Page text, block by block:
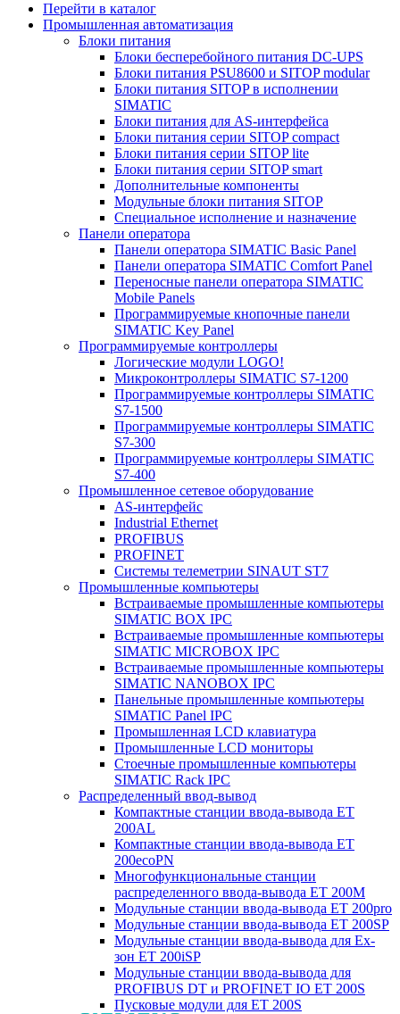
Перейти в каталог
Промышленная автоматизация
Блоки питания
Блоки бесперебойного питания DC-UPS
Блоки питания PSU8600 и SITOP modular
Блоки питания SITOP в исполнении
SIMATIC
Блоки питания для AS-интерфейса
Блоки питания серии SITOP compact
Блоки питания серии SITOP lite
Блоки питания серии SITOP smart
Дополнительные компоненты
Модульные блоки питания SITOP
Специальное исполнение и назначение
Панели оператора
Панели оператора SIMATIC Basic Panel
Панели оператора SIMATIC Comfort Panel
Переносные панели оператора SIMATIC
Mobile Panels
Программируемые кнопочные панели
SIMATIC Key Panel
Программируемые контроллеры
Логические модули LOGO!
Микроконтроллеры SIMATIC S7-1200
Программируемые контроллеры SIMATIC
S7-1500
Программируемые контроллеры SIMATIC
S7-300
Программируемые контроллеры SIMATIC
S7-400
Промышленное сетевое оборудование
AS-интерфейс
Industrial Ethernet
PROFIBUS
PROFINET
Системы телеметрии SINAUT ST7
Промышленные компьютеры
Встраиваемые промышленные компьютеры
SIMATIC BOX IPC
Встраиваемые промышленные компьютеры
SIMATIC MICROBOX IPC
Встраиваемые промышленные компьютеры
SIMATIC NANOBOX IPC
Панельные промышленные компьютеры
SIMATIC Panel IPC
Промышленная LCD клавиатура
Промышленные LCD мониторы
Стоечные промышленные компьютеры
SIMATIC Rack IPC
Распределенный ввод-вывод
Компактные станции ввода-вывода ET
200AL
Компактные станции ввода-вывода ET
200ecoPN
Многофункциональные станции
распределенного ввода-вывода ET 200M
Модульные станции ввода-вывода ET 200pro
Модульные станции ввода-вывода ET 200SP
Модульные станции ввода-вывода для Ex-
зон ET 200iSP
Модульные станции ввода-вывода для
PROFIBUS DT и PROFINET IO ET 200S
Пусковые модули для ET 200S